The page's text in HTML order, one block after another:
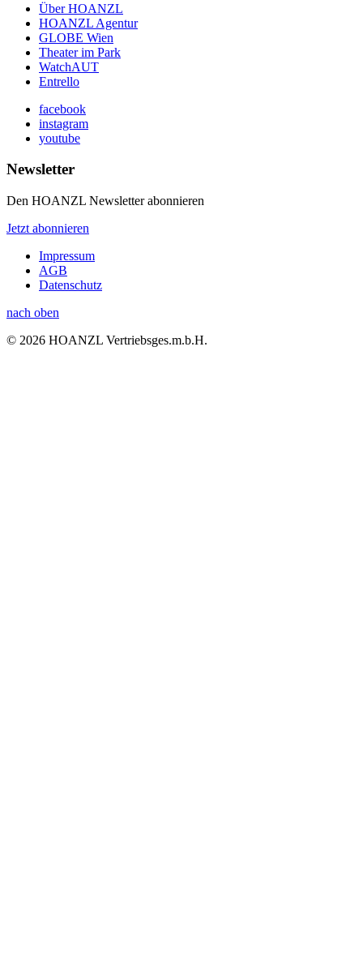
Über HOANZL
HOANZL Agentur
GLOBE Wien
Theater im Park
WatchAUT
Entrello
facebook
instagram
youtube
Newsletter
Den HOANZL Newsletter abonnieren
Jetzt abonnieren
Impressum
AGB
Datenschutz
nach oben
© 2026 HOANZL Vertriebsges.m.b.H.